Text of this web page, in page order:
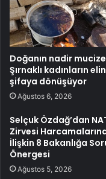
Doğanın nadir
Şırnaklı kadınların
şifaya dönüşüyor
Ağustos 6, 2026
Selçuk Özdağ’dan
Zirvesi
İlişkin 8 Bakanlığa
Önergesi
Ağustos 5, 2026